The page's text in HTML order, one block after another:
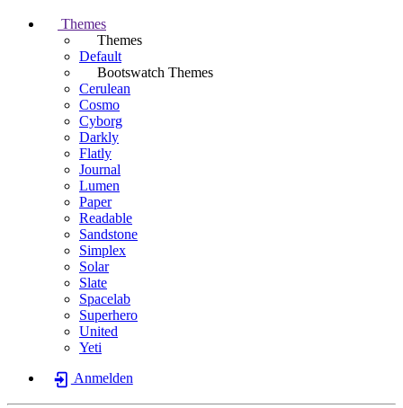
Themes
Themes
Default
Bootswatch Themes
Cerulean
Cosmo
Cyborg
Darkly
Flatly
Journal
Lumen
Paper
Readable
Sandstone
Simplex
Solar
Slate
Spacelab
Superhero
United
Yeti
Anmelden